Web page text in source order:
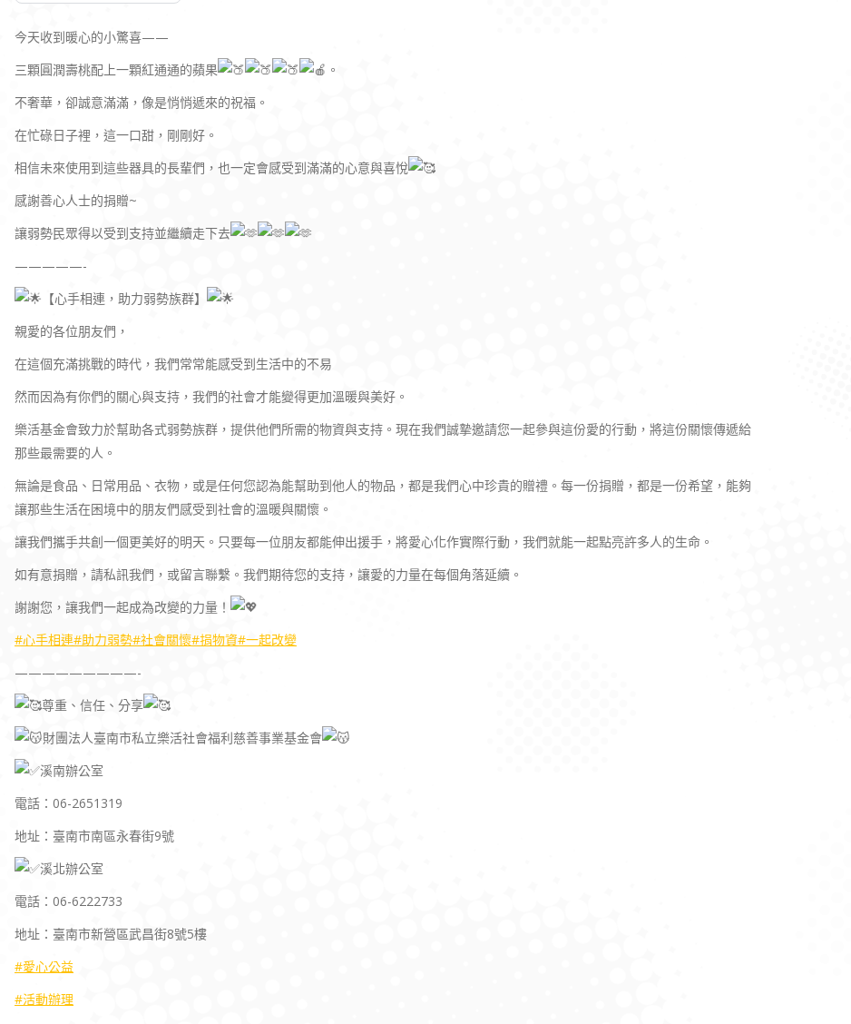
今天收到暖心的小驚喜——
三顆圓潤壽桃配上一顆紅通通的蘋果
。
不奢華，卻誠意滿滿，像是悄悄遞來的祝福。
在忙碌日子裡，這一口甜，剛剛好。
相信未來使用到這些器具的長輩們，也一定會感受到滿滿的心意與喜悅
感謝善心人士的捐贈~
讓弱勢民眾得以受到支持並繼續走下去
—————-
【心手相連，助力弱勢族群】
親愛的各位朋友們，
在這個充滿挑戰的時代，我們常常能感受到生活中的不易
然而因為有你們的關心與支持，我們的社會才能變得更加溫暖與美好。
樂活基金會致力於幫助各式弱勢族群，提供他們所需的物資與支持。現在我們誠摯邀請您一起參與這份愛的行動，將這份關懷傳遞給
那些最需要的人。
無論是食品、日常用品、衣物，或是任何您認為能幫助到他人的物品，都是我們心中珍貴的贈禮。每一份捐贈，都是一份希望，能夠
讓那些生活在困境中的朋友們感受到社會的溫暖與關懷。
讓我們攜手共創一個更美好的明天。只要每一位朋友都能伸出援手，將愛心化作實際行動，我們就能一起點亮許多人的生命。
如有意捐贈，請私訊我們，或留言聯繫。我們期待您的支持，讓愛的力量在每個角落延續。
謝謝您，讓我們一起成為改變的力量！
#心手相連#助力弱勢#社會關懷#捐物資#一起改變
—————————-
尊重、信任、分享
財團法人臺南市私立樂活社會福利慈善事業基金會
溪南辦公室
電話：06-2651319
地址：臺南市南區永春街9號
溪北辦公室
電話：06-6222733
地址：臺南市新營區武昌街8號5樓
#愛心公益
#活動辦理